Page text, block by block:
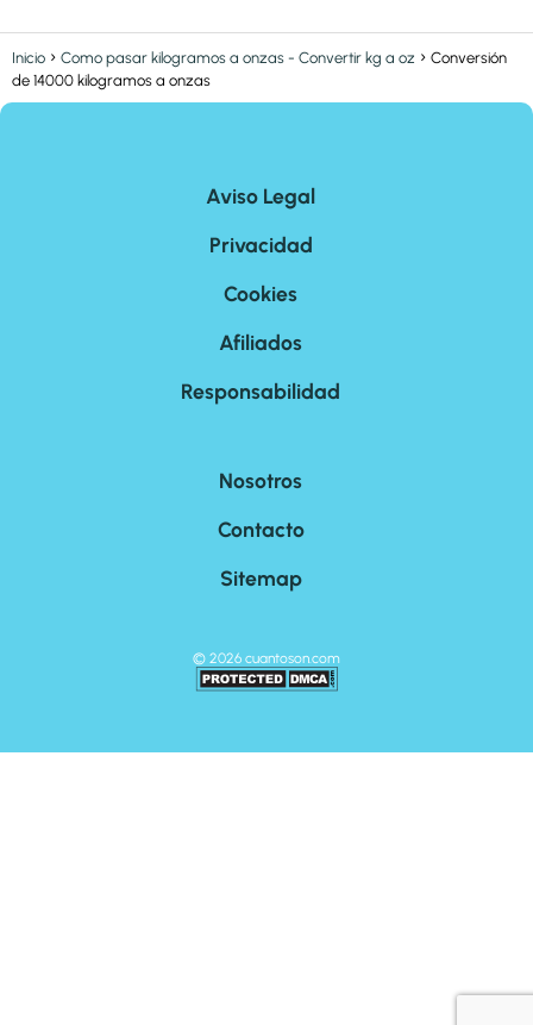
Inicio Como pasar kilogramos a onzas - Convertir kg a oz
Conversión
de 14000 kilogramos a onzas
Aviso Legal
Privacidad
Cookies
Afiliados
Responsabilidad
Nosotros
Contacto
Sitemap
© 2026 cuantoson.com